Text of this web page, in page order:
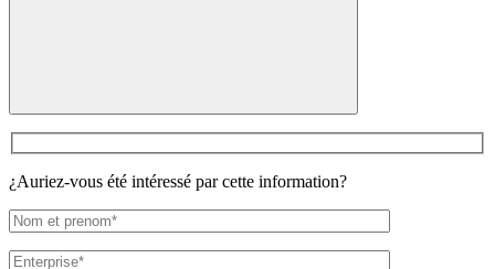
¿Auriez-vous été intéressé par cette information?